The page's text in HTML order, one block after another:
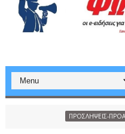
ΠΡΟΣΛΗΨΕΙΣ-ΠΡΟΑΓΩΓΕΣ